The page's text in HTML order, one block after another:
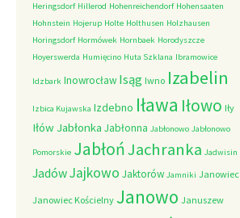
Heringsdorf Hillerod Hohenreichendorf Hohensaaten
Hohnstein Hojerup Holte Holthusen Holzhausen
Horingsdorf Hormówek Hornbaek Horodyszcze
Hoyerswerda Humięcino Huta Szklana Ibramowice
Idzbark Inowrocław Isąg Iwno Izabelin
Izbica Kujawska Izdebno Iława Iłowo Iły
Iłów Jabłonka Jabłonna Jabłonowo Jabłonowo
Pomorskie JabłońJachranka Jadwisin
JadówJajkowo Jaktorów Jamniki Janowiec
Janowiec Kościelny Janowo Januszew